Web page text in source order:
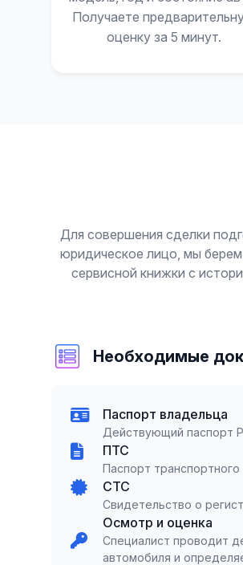
Получаете
оценку за 5 минут.
Для совершения сделки
юридическое лицо, мы
сервисной книжки с
Необходимые
Паспорт владельца
Действующий паспорт
ПТС
Паспорт
СТС
Свидетельство о
Осмотр и оценка
Специалист проводит
автомобиля и